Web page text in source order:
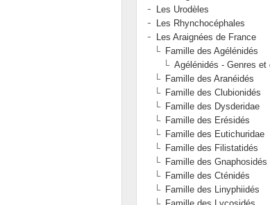
Les Urodèles
Les Rhynchocéphales
Les Araignées de France
Famille des Agélénidés
Agélénidés - Genres et
Famille des Aranéidés
Famille des Clubionidés
Famille des Dysderidae
Famille des Erésidés
Famille des Eutichuridae
Famille des Filistatidés
Famille des Gnaphosidés
Famille des Cténidés
Famille des Linyphiidés